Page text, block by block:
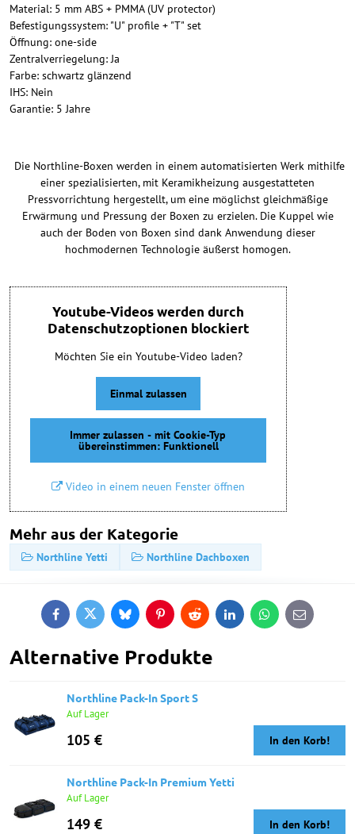
Material: 5 mm ABS + PMMA (UV protector)
Befestigungssystem: "U" profile + "T" set
Öffnung: one-side
Zentralverriegelung: Ja
Farbe: schwartz glänzend
IHS: Nein
Garantie: 5 Jahre
Die Northline-Boxen werden in einem automatisierten Werk mithilfe
einer spezialisierten, mit Keramikheizung ausgestatteten
Pressvorrichtung hergestellt, um eine möglichst gleichmäßige
Erwärmung und Pressung der Boxen zu erzielen. Die Kuppel wie
auch der Boden von Boxen sind dank Anwendung dieser
hochmodernen Technologie äußerst homogen.
Youtube-Videos werden durch
Datenschutzoptionen blockiert
Möchten Sie ein Youtube-Video laden?
Einmal zulassen
Immer zulassen - mit Cookie-Typ
übereinstimmen: Funktionell
Video in einem neuen Fenster öffnen
Mehr aus der Kategorie
Northline Yetti Northline Dachboxen
FacebookTwitterBlueskyPinterestReddit LinkedInWhatsApp
E-
mail
Alternative Produkte
Northline Pack-In Sport S
Auf Lager
105 € In den Korb!
Northline Pack-In Premium Yetti
Auf Lager
149 € In den Korb!